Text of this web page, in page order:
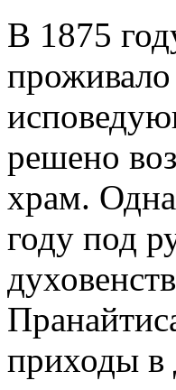
В 1875
решено
храм.
году под
приходы в